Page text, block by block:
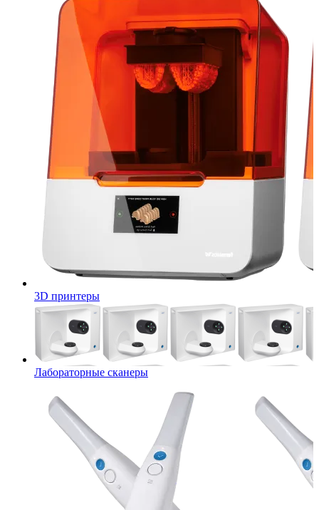
3D принтеры
Лабораторные сканеры